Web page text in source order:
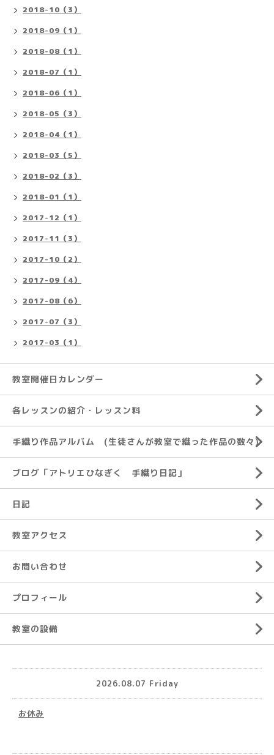
2018-10（3）
2018-09（1）
2018-08（1）
2018-07（1）
2018-06（1）
2018-05（3）
2018-04（1）
2018-03（5）
2018-02（3）
2018-01（1）
2017-12（1）
2017-11（3）
2017-10（2）
2017-09（4）
2017-08（6）
2017-07（3）
2017-03（1）
教室開催日カレンダー
各レッスンの紹介・レッスン料
手織り作品アルバム (生徒さんが教室で織った作品の数々)
ブログ「アトリエひなぎく 手織り日記」
日記
教室アクセス
お問い合わせ
プロフィール
教室の設備
2026.08.07 Friday
お休み